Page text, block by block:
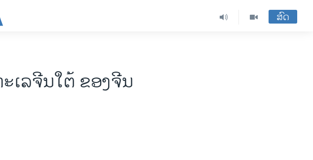
ສົດ
ເລຈີນໃຕ້ ຂອງຈີນ